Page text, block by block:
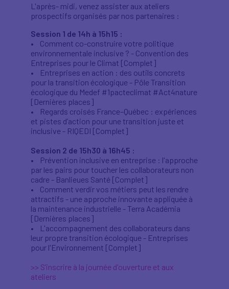
L'après- midi, venez assister aux ateliers
prospectifs organisés par nos partenaires :
Session 1 de 14h à 15h15 :
• Comment co-construire votre politique
environnementale inclusive ? - Convention des
Entreprises pour le Climat [Complet]
• Entreprises en action : des outils concrets
pour la transition écologique - Pôle Transition
écologique du Medef #1pacteclimat #Act4nature
[Dernières places]
• Regards croisés France–Québec : expériences
et pistes d’action pour une transition juste et
inclusive - RIQEDI [Complet]
Session 2 de 15h30 à 16h45 :
• Prévention inclusive en entreprise : l'approche
par les pairs pour toucher les collaborateurs non
cadre - Banlieues Santé [Complet]
• Comment verdir vos métiers peut les rendre
attractifs - une approche innovante appliquée à
la maintenance industrielle - Terra Académia
[Dernières places]
• L'accompagnement des collaborateurs dans
leur propre transition écologique - Entreprises
pour l'Environnement [Complet]
>> S’inscrire à la journée d'ouverture et aux
ateliers